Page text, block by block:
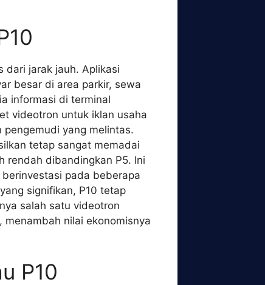
dari jarak jauh. Aplikasi
besar di area parkir, sewa
informasi di terminal
videotron untuk iklan usaha
yang melintas.
tetap sangat memadai
rendah dibandingkan P5. Ini
pada beberapa
signifikan, P10 tetap
salah satu videotron
nilai ekonomisnya
P10